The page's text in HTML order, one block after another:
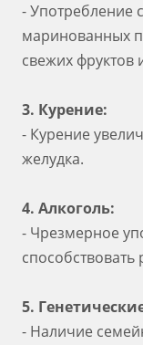
- Употребление
маринованных
свежих
3. Курение:
- Курение
желудка.
4. Алкоголь:
- Чрезмерное
5.
- Наличие